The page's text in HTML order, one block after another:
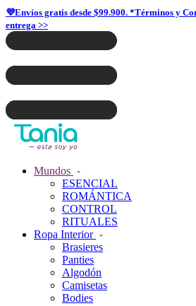
💜Envíos gratis desde $99.900. *Términos y
entrega >>
Mundos
ESENCIAL
ROMÁNTICA
CONTROL
RITUALES
Ropa Interior
Brasieres
Panties
Algodón
Camisetas
Bodies